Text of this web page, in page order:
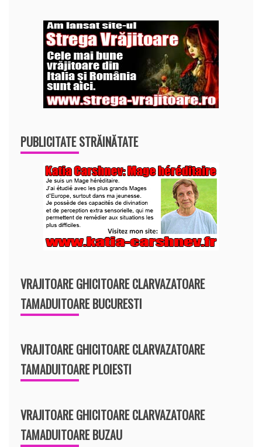
PUBLICITATE STRĂINĂTATE
VRAJITOARE GHICITOARE CLARVAZATOARE
TAMADUITOARE BUCURESTI
VRAJITOARE GHICITOARE CLARVAZATOARE
TAMADUITOARE PLOIESTI
VRAJITOARE GHICITOARE CLARVAZATOARE
TAMADUITOARE BUZAU